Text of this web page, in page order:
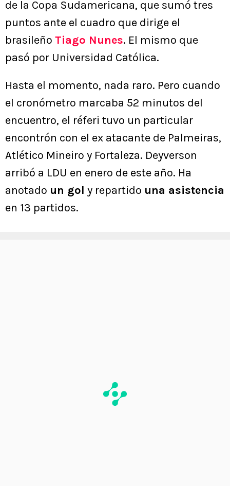
de la Copa Sudamericana, que sumó tres
puntos ante el cuadro que dirige el
brasileño Tiago Nunes. El mismo que
pasó por Universidad Católica.
Hasta el momento, nada raro. Pero cuando
el cronómetro marcaba 52 minutos del
encuentro, el réferi tuvo un particular
encontrón con el ex atacante de Palmeiras,
Atlético Mineiro y Fortaleza. Deyverson
arribó a LDU en enero de este año. Ha
anotado un gol y repartido una asistencia
en 13 partidos.